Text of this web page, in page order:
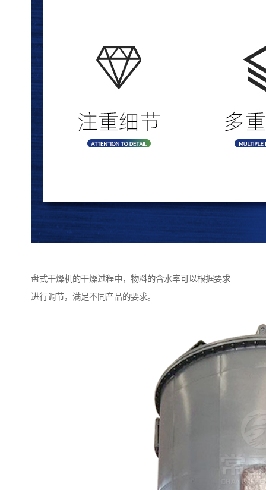
盘式干燥机的干燥过程中，物料的含水率可以根据要求
进行调节，满足不同产品的要求。